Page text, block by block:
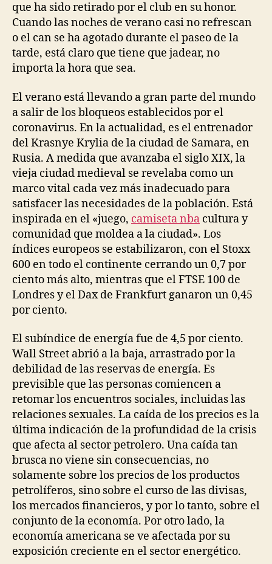
que ha sido retirado por el club en su honor.
Cuando las noches de verano casi no refrescan
o el can se ha agotado durante el paseo de la
tarde, está claro que tiene que jadear, no
importa la hora que sea.
El verano está llevando a gran parte del mundo
a salir de los bloqueos establecidos por el
coronavirus. En la actualidad, es el entrenador
del Krasnye Krylia de la ciudad de Samara, en
Rusia. A medida que avanzaba el siglo XIX, la
vieja ciudad medieval se revelaba como un
marco vital cada vez más inadecuado para
satisfacer las necesidades de la población. Está
inspirada en el «juego, camiseta nba cultura y
comunidad que moldea a la ciudad». Los
índices europeos se estabilizaron, con el Stoxx
600 en todo el continente cerrando un 0,7 por
ciento más alto, mientras que el FTSE 100 de
Londres y el Dax de Frankfurt ganaron un 0,45
por ciento.
El subíndice de energía fue de 4,5 por ciento.
Wall Street abrió a la baja, arrastrado por la
debilidad de las reservas de energía. Es
previsible que las personas comiencen a
retomar los encuentros sociales, incluidas las
relaciones sexuales. La caída de los precios es la
última indicación de la profundidad de la crisis
que afecta al sector petrolero. Una caída tan
brusca no viene sin consecuencias, no
solamente sobre los precios de los productos
petrolíferos, sino sobre el curso de las divisas,
los mercados financieros, y por lo tanto, sobre el
conjunto de la economía. Por otro lado, la
economía americana se ve afectada por su
exposición creciente en el sector energético.